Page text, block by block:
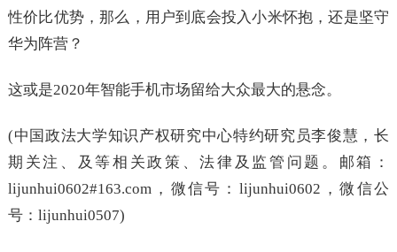
性价比优势，那么，用户到底会投入小米怀抱，还是坚守
华为阵营？
这或是2020年智能手机市场留给大众最大的悬念。
(中国政法大学知识产权研究中心特约研究员李俊慧，长
期关注、及等相关政策、法律及监管问题。邮箱：
lijunhui0602#163.com，微信号：lijunhui0602，微信公
号：lijunhui0507)